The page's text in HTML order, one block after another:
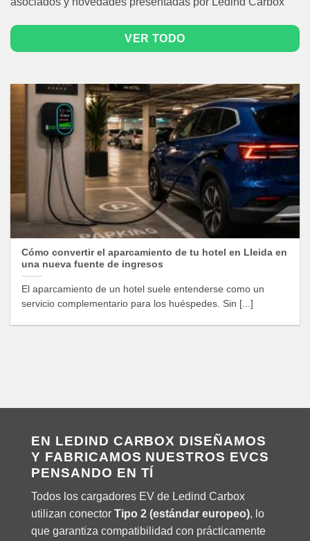
VER TODO
Cómo convertir el aparcamiento de tu hotel en Lleida en
una nueva fuente de ingresos
El aparcamiento de un hotel suele entenderse como un
servicio complementario para los huéspedes. Sin [...]
EN LEDIND CARBOX DISEÑAMOS
Y FABRICAMOS NUESTROS EVCS
PENSANDO EN TÍ
Todos los cargadores EV de Ledind Carbox
utilizan conector Tipo 2 (estándar europeo), lo
que garantiza compatibilidad con prácticamente